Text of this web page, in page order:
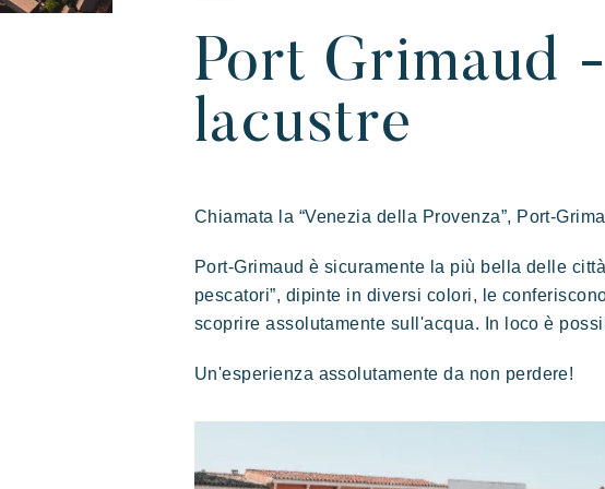
Prairies de la mer
Esotico
Indimenticabile
Port Grimaud
lacustre
Chiamata la “Venezia della Provenza”, Port-
Port-Grimaud è sicuramente la più bella delle
pescatori”, dipinte in diversi colori, le
scoprire assolutamente sull'acqua. In loco è
Un'esperienza assolutamente da non perdere!